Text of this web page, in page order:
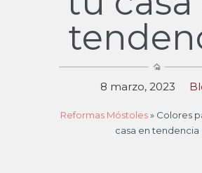
8 marzo, 2023
Reformas Móstoles» Colores
casa en tendencia